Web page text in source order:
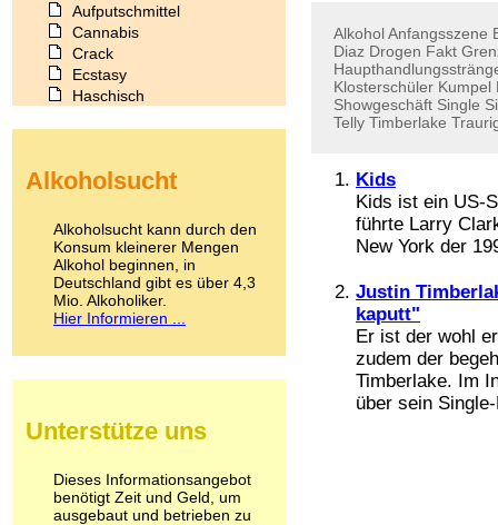
AlkoholAnfangsszene
Diaz Drogen Fakt
Klosterschüler Kumpel
Showgeschäft Single
Telly Timberlake
Kids
Kids ist ein US-
führte Larry
New York der
Justin
kaputt"
Er ist der wohl
zudem der
Timberlake. Im
über sein
Aufputschmittel
Cannabis
Crack
Ecstasy
Haschisch
Kokain
LSD
Marihuana
Medikamente
Meskalin
Metamphetamin
Methadon
Pilze
Psychopharmaka
Schlafmittel
Schmerzmittel
Alkoholsucht
Alkoholsucht kann durch den
Konsum kleinerer Mengen
Alkohol beginnen, in
Deutschland gibt es über 4,3
Mio. Alkoholiker.
Hier Informieren ...
Unterstütze uns
Dieses Informationsangebot
benötigt Zeit und Geld, um
ausgebaut und betrieben zu